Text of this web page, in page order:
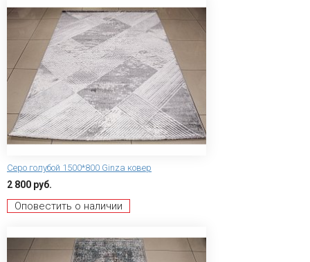
Серо голубой 1500*800 Ginza ковер
2 800 руб.
Оповестить о наличии